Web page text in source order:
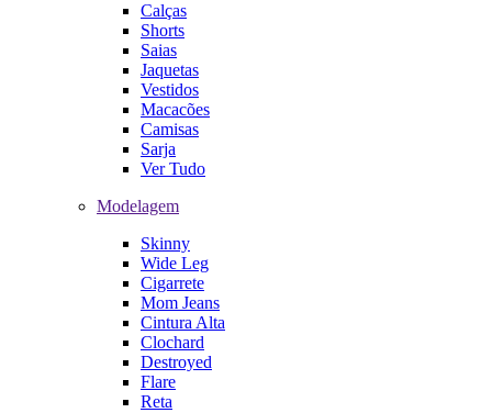
Calças
Shorts
Saias
Jaquetas
Vestidos
Macacões
Camisas
Sarja
Ver Tudo
Modelagem
Skinny
Wide Leg
Cigarrete
Mom Jeans
Cintura Alta
Clochard
Destroyed
Flare
Reta